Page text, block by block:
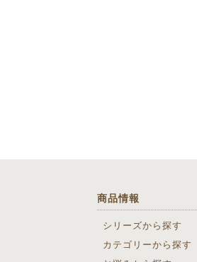
商品情報
シリーズから探す
カテゴリーから探す